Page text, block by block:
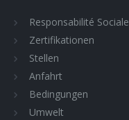
Responsabilité Sociale
Zertifikationen
Stellen
Anfahrt
Bedingungen
Umwelt